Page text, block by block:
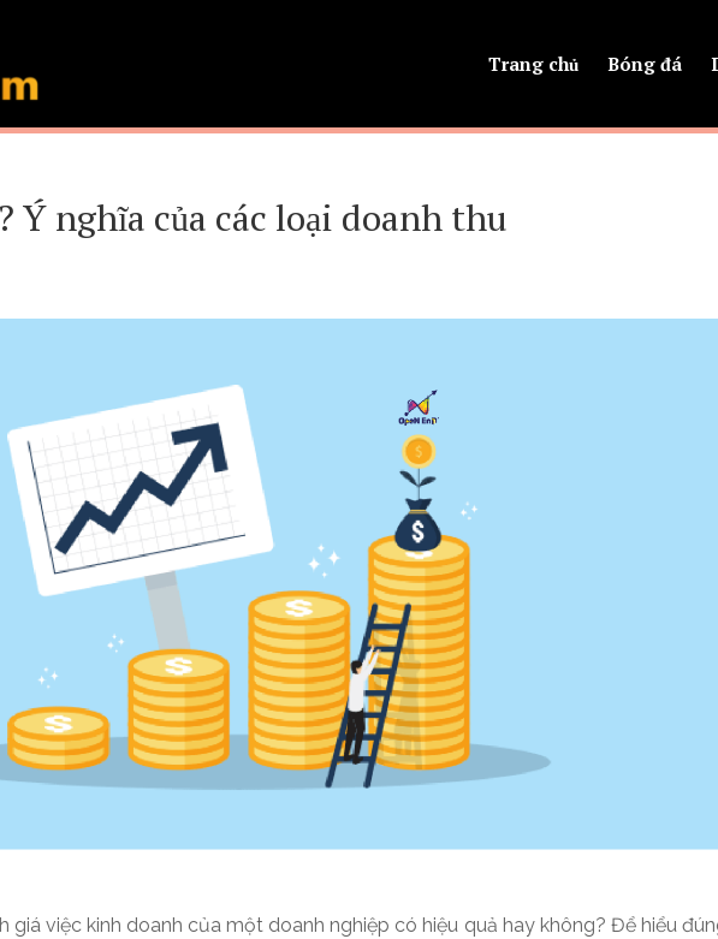
Trang chủ Bóng đá
Ý nghĩa của các loại doanh thu
giá việc kinh doanh của một doanh nghiệp có hiệu quả hay không? Để hiểu